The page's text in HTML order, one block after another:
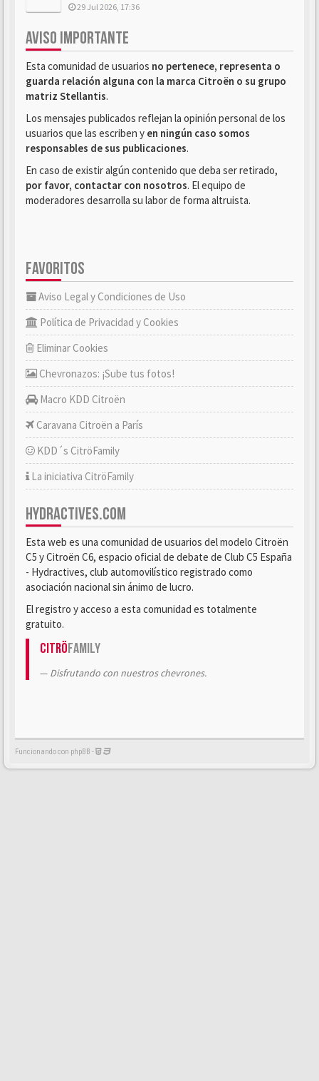
29 Jul 2026, 17:36
AVISO IMPORTANTE
Esta comunidad de usuarios no pertenece, representa o
guarda relación alguna con la marca Citroën o su grupo
matriz Stellantis.
Los mensajes publicados reflejan la opinión personal de los
usuarios que las escriben y en ningún caso somos
responsables de sus publicaciones.
En caso de existir algún contenido que deba ser retirado,
por favor, contactar con nosotros. El equipo de
moderadores desarrolla su labor de forma altruista.
FAVORITOS
Aviso Legal y Condiciones de Uso
Política de Privacidad y Cookies
Eliminar Cookies
Chevronazos: ¡Sube tus fotos!
Macro KDD Citroën
Caravana Citroën a París
KDD´s CitröFamily
La iniciativa CitröFamily
HYDRACTIVES.COM
Esta web es una comunidad de usuarios del modelo Citroën
C5 y Citroën C6, espacio oficial de debate de Club C5 España
- Hydractives, club automovilístico registrado como
asociación nacional sin ánimo de lucro.
El registro y acceso a esta comunidad es totalmente
gratuito.
CitröFamily
Disfrutando con nuestros chevrones.
Funcionando con phpBB -